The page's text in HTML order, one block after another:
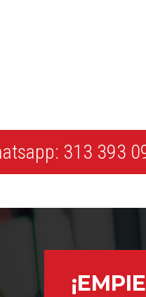
313 393